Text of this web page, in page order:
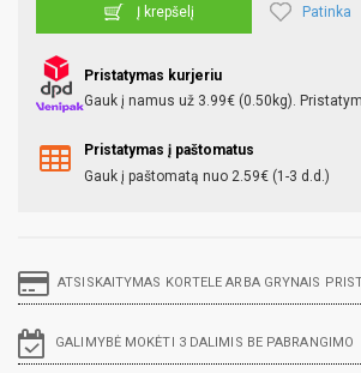
Į krepšelį Patinka
Pristatymas kurjeriu
Gauk į namus už 3.99€ (0.50kg).
Pristatymas į paštomatus
Gauk į paštomatą nuo 2.59€ (1-3 d.d.)
ATSISKAITYMAS KORTELE ARBA GRYNAIS
GALIMYBĖ MOKĖTI 3 DALIMIS BE PABRANGIMO